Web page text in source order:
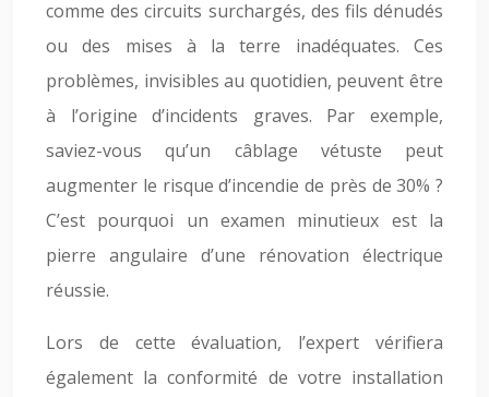
comme des circuits surchargés, des fils dénudés
ou des mises à la terre inadéquates. Ces
problèmes, invisibles au quotidien, peuvent être
à l’origine d’incidents graves. Par exemple,
saviez-vous qu’un câblage vétuste peut
augmenter le risque d’incendie de près de 30% ?
C’est pourquoi un examen minutieux est la
pierre angulaire d’une rénovation électrique
réussie.
Lors de cette évaluation, l’expert vérifiera
également la conformité de votre installation